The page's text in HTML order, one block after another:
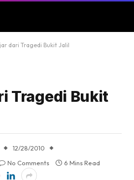
dari Tragedi Bukit Jalil
Tragedi Bukit
12/28/2010
No Comments
6 Mins Read